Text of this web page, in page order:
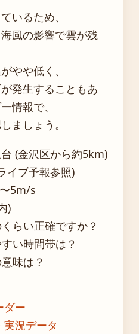
いるため、
風の影響で雲が残
やや低く、
発生することもあ
情報で、
ましょう。
(金沢区から約5km)
イブ予報参照)
5m/s
)
らい正確ですか？
い時間帯は？
味は？
ダー
況データ